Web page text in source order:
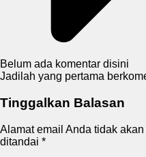
Belum ada komentar disini
Jadilah yang pertama
Tinggalkan Balasan
Alamat email Anda tidak
ditandai *